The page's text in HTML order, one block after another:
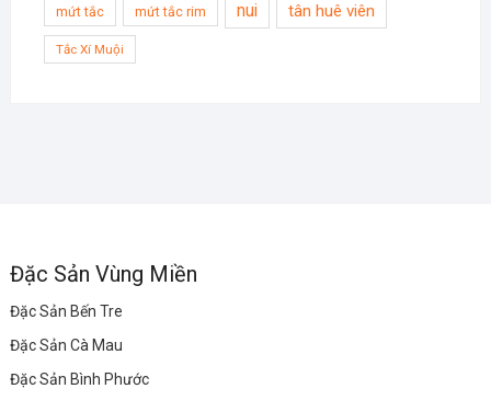
mứt tắc mứt tắc rim nui tân huê viên
Tắc Xí Muội
Đặc Sản Vùng Miền
Đặc Sản Bến Tre
Đặc Sản Cà Mau
Đặc Sản Bình Phước